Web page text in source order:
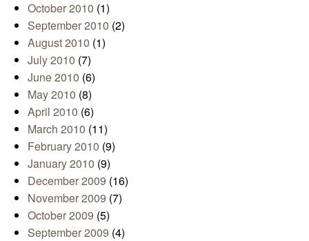
October 2010 (1)
September 2010 (2)
August 2010 (1)
July 2010 (7)
June 2010 (6)
May 2010 (8)
April 2010 (6)
March 2010 (11)
February 2010 (9)
January 2010 (9)
December 2009 (16)
November 2009 (7)
October 2009 (5)
September 2009 (4)